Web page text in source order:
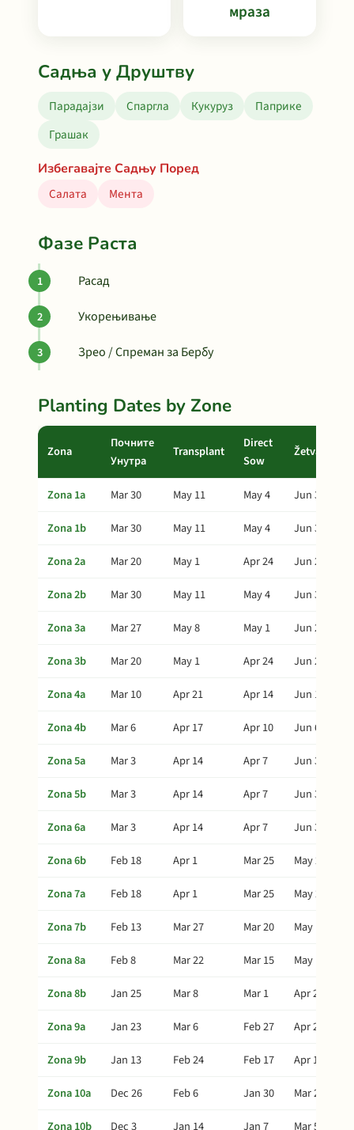
мраза
Садња у Друштву
Парадајзи Спаргла Кукуруз
Паприке
Грашак
Избегавајте Садњу Поред
Салата
Мента
Фазе Раста
Расад
Укорењивање
Зрео / Спреман за Бербу
Planting Dates by Zone
Zona
Почните
Унутра
Transplant
Direct
Sow
Žetva
Zona 1a Mar 30 May 11 May 4
Jun 30
Zona 1b
Mar 30 May 11 May 4
Jun 30
Zona 2a
Mar 20 May 1 Apr 24
Jun 20
Zona 2b
Mar 30 May 11 May 4
Jun 30
Zona 3a
Mar 27 May 8 May 1
Jun 27
Zona 3b
Mar 20 May 1 Apr 24
Jun 20
Zona 4a
Mar 10 Apr 21 Apr 14
Jun 10
Zona 4b
Mar 6 Apr 17 Apr 10
Jun 6
Zona 5a
Mar 3 Apr 14 Apr 7
Jun 3
Zona 5b
Mar 3 Apr 14 Apr 7
Jun 3
Zona 6a
Mar 3 Apr 14 Apr 7
Jun 3
Zona 6b
Feb 18 Apr 1 Mar 25
May 21
Zona 7a
Feb 18 Apr 1 Mar 25
May 21
Zona 7b
Feb 13 Mar 27 Mar 20
May 16
Zona 8a
Feb 8 Mar 22 Mar 15
May 11
Zona 8b
Jan 25 Mar 8 Mar 1
Apr 27
Zona 9a
Jan 23 Mar 6 Feb 27
Apr 25
Zona 9b
Jan 13 Feb 24 Feb 17
Apr 15
Zona 10a
Dec 26 Feb 6 Jan 30
Mar 28
Zona 10b
Dec 3 Jan 14 Jan 7 Mar 5